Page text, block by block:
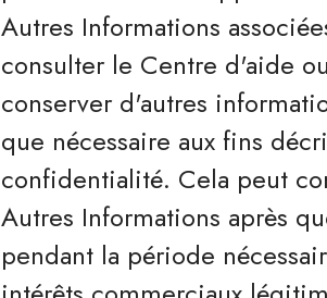
Autres Informations
consulter le Centre d'aide
conserver d'autres
que nécessaire aux fins
confidentialité. Cela peut
Autres Informations après
pendant la période